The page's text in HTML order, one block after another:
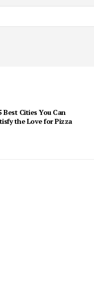
Best Cities You Can
the Love for Pizza